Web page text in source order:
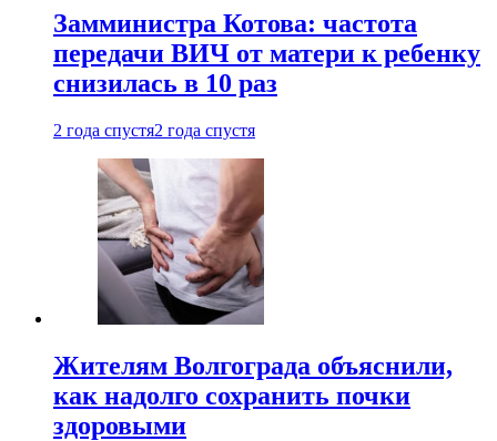
Замминистра Котова: частота
передачи ВИЧ от матери к ребенку
снизилась в 10 раз
2 года спустя2 года спустя
Жителям Волгограда объяснили,
как надолго сохранить почки
здоровыми